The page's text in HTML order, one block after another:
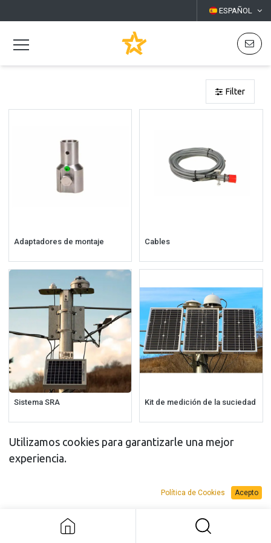
ESPAÑOL
Filter
Adaptadores de montaje Cables
Sistema SRA Kit de medición de la suciedad
Utilizamos cookies para garantizarle una mejor
experiencia.
Política de Cookies Acepto